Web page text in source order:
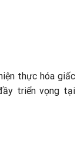
thực hóa giấc
triển vọng tại